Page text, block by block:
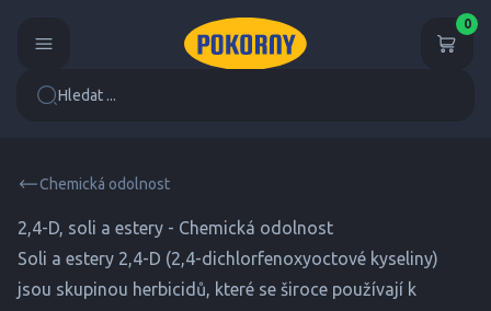
Hledat ...
0
Chemická odolnost
2,4-D, soli a estery - Chemická odolnost
Soli a estery 2,4-D (2,4-dichlorfenoxyoctové kyseliny)
jsou skupinou herbicidů, které se široce používají k